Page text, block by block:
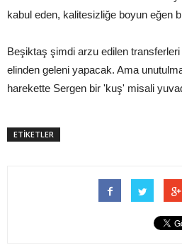
kabul eden, kalitesizliğe boyun eğen
Beşiktaş şimdi arzu edilen
elinden geleni yapacak. Ama
harekette Sergen bir 'kuş' misali
ETİKETLER